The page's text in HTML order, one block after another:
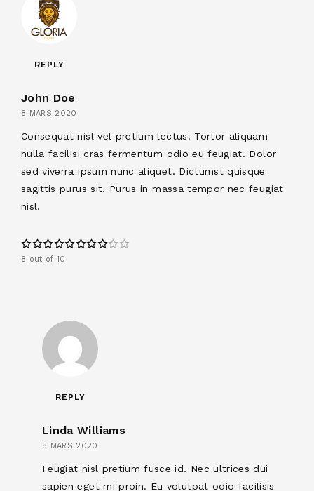
REPLY
John Doe
8 MARS 2020
Consequat nisl vel pretium lectus. Tortor aliquam
nulla facilisi cras fermentum odio eu feugiat. Dolor
sed viverra ipsum nunc aliquet. Dictumst quisque
sagittis purus sit. Purus in massa tempor nec feugiat
nisl.
8 out of 10
REPLY
Linda Williams
8 MARS 2020
Feugiat nisl pretium fusce id. Nec ultrices dui
sapien eget mi proin. Eu volutpat odio facilisis